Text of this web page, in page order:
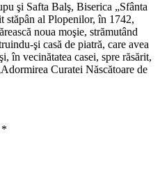
şi Safta Balş, Biserica „Sfânta
stăpân al Plopenilor, în 1742,
noua moşie, strămutând
şi casă de piatră, care avea
în vecinătatea casei, spre răsărit,
Curatei Născătoare de
*